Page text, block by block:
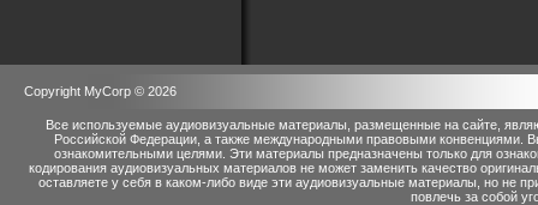
Copyright MyCorp © 2026
Все используемые аудиовизуальные материалы, размещенные на сайте,
Российской Федерации, а также международными правовыми конвенциями.
ознакомительными целями. Эти материалы предназначены только для
кодирования аудиовизуальных материалов не может заменить качество
оставляете у себя в каком-либо виде эти аудиовизуальные материалы, но не
повлечь за собой